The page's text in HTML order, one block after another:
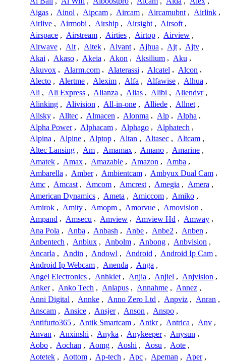
Aigas , Ainol , Aipcam , Aircam , Aircamubnt , Airlink ,
Airlive , Airmobi , Airship , Airsight , Airsoft ,
Airspace , Airstream , Airties , Airtop , Airview ,
Airwave , Ait , Aitek , Aivant , Ajhua , Ajt , Ajtv ,
Akai , Akaso , Akeia , Akon , Aksilium , Aku ,
Akuvox , Alarm.com , Alaterassi , Alcatel , Alcon ,
Alecto , Alertme , Alexim , Alfa , Alfawise , Alhua ,
Ali , Ali Express , Alianza , Alias , Alibi , Aliendvr ,
Alinking , Alivision , All-in-one , Alliede , Allnet ,
Allsky , Alltec , Almacen , Alonma , Alp , Alpha ,
Alpha Power , Alphacam , Alphago , Alphatech ,
Alpina , Alpine , Alptop , Altan , Altasec , Altcam ,
Altec Lansing , Am , Amamax , Amano , Amarine ,
Amatek , Amax , Amazable , Amazon , Amba ,
Ambarella , Amber , Ambientcam , Ambyux Dual Cam ,
Amc , Amcast , Amcom , Amcrest , Amegia , Amera ,
American Dynamics , Ameta , Amiccom , Amiko ,
Amirok , Amity , Amopm , Amorvue , Amovision ,
Ampand , Amsecu , Amview , Amview Hd , Amway ,
Ana Pola , Anba , Anbash , Anbe , Anbe2 , Anben ,
Anbentech , Anbiux , Anbolm , Anbong , Anbvision ,
Ancarla , Andin , Andowl , Android , Android Ip Cam ,
Android Ip Webcam , Anenda , Anga ,
Angel Electronics , Anhkiet , Anjia , Anjiel , Anjvision ,
Anker , Anko Tech , Anlapus , Annahme , Annez ,
Anni Digital , Annke , Anno Zero Ltd , Anpviz , Anran ,
Anscam , Ansice , Ansjer , Anson , Anspo ,
Antifurto365 , Antik Smartcam , Antkr , Antrica , Anv ,
Anvan , Anxinshi , Anyka , Anykeeper , Anysun ,
Aobo , Aochan , Aomg , Aoshi , Aosu , Aote ,
Aotetek , Aottom , Ap-tech , Apc , Apeman , Aper ,